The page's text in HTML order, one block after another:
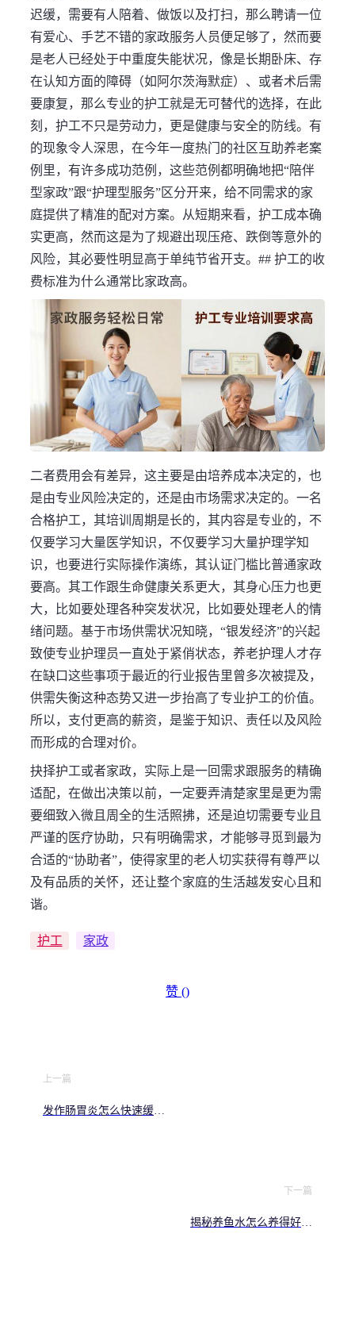
迟缓，需要有人陪着、做饭以及打扫，那么聘请一位
有爱心、手艺不错的家政服务人员便足够了，然而要
是老人已经处于中重度失能状况，像是长期卧床、存
在认知方面的障碍（如阿尔茨海默症）、或者术后需
要康复，那么专业的护工就是无可替代的选择，在此
刻，护工不只是劳动力，更是健康与安全的防线。有
的现象令人深思，在今年一度热门的社区互助养老案
例里，有许多成功范例，这些范例都明确地把“陪伴
型家政”跟“护理型服务”区分开来，给不同需求的家
庭提供了精准的配对方案。从短期来看，护工成本确
实更高，然而这是为了规避出现压疮、跌倒等意外的
风险，其必要性明显高于单纯节省开支。## 护工的收
费标准为什么通常比家政高。
二者费用会有差异，这主要是由培养成本决定的，也
是由专业风险决定的，还是由市场需求决定的。一名
合格护工，其培训周期是长的，其内容是专业的，不
仅要学习大量医学知识，不仅要学习大量护理学知
识，也要进行实际操作演练，其认证门槛比普通家政
要高。其工作跟生命健康关系更大，其身心压力也更
大，比如要处理各种突发状况，比如要处理老人的情
绪问题。基于市场供需状况知晓，“银发经济”的兴起
致使专业护理员一直处于紧俏状态，养老护理人才存
在缺口这些事项于最近的行业报告里曾多次被提及，
供需失衡这种态势又进一步抬高了专业护工的价值。
所以，支付更高的薪资，是鉴于知识、责任以及风险
而形成的合理对价。
抉择护工或者家政，实际上是一回需求跟服务的精确
适配，在做出决策以前，一定要弄清楚家里是更为需
要细致入微且周全的生活照拂，还是迫切需要专业且
严谨的医疗协助，只有明确需求，才能够寻觅到最为
合适的“协助者”，使得家里的老人切实获得有尊严以
及有品质的关怀，还让整个家庭的生活越发安心且和
谐。
护工 家政
赞 ()
上一篇
发作肠胃炎怎么快速缓解
下一篇
揭秘养鱼水怎么养得好：